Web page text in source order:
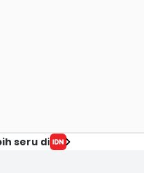
seru di